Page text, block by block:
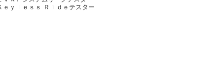
ｅｙｌｅｓｓ Ｒｉｄｅテスター